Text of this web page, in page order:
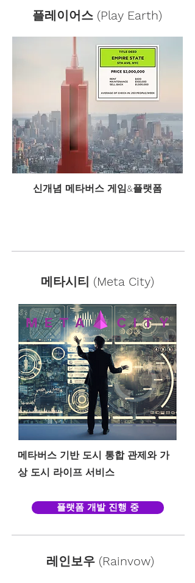
플레이어스 (Play Earth)
​신개념 메타버스 게임&플랫폼
메타시티 (Meta City)
메타버스 기반 도시 통합 관제와 가
상 도시 라이프 서비스
플랫폼 개발 진행 중
레인보우 (Rainvow)